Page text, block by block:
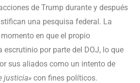
de Trump durante y después
una pesquisa federal. La
en que el propio
escrutinio por parte del DOJ, lo que
sus aliados como un intento de
justicia» con fines políticos.